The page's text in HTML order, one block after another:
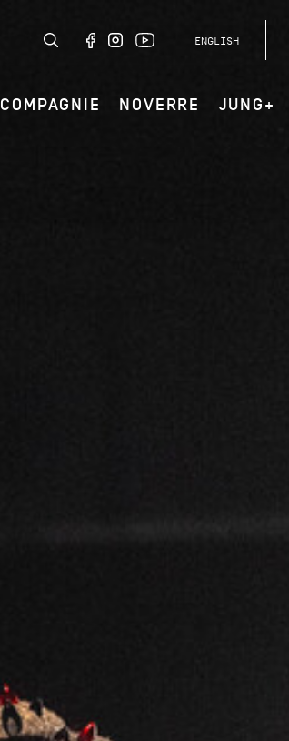
ENGLISH
COMPAGNIE NOVERRE JUNG+